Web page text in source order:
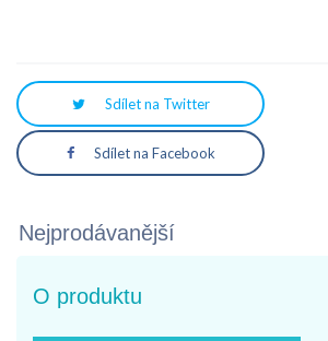
Sdílet na Twitter
Sdílet na Facebook
Nejprodávanější
O produktu